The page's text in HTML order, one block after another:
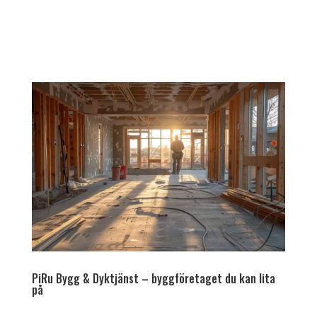
PiRu Bygg & Dyktjänst – byggföretaget du kan lita
på